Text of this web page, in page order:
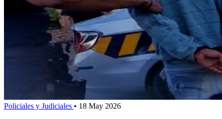
Policiales y Judiciales • 18 May 2026